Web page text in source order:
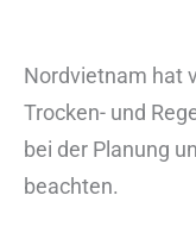
Nordvietnam hat
Trocken- und
bei der Planung
beachten.